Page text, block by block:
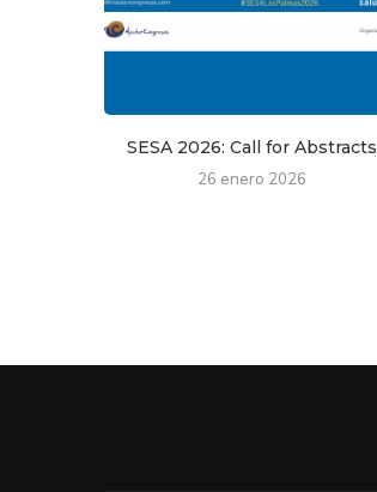
SESA 2026: Call for Abstracts
26 enero 2026